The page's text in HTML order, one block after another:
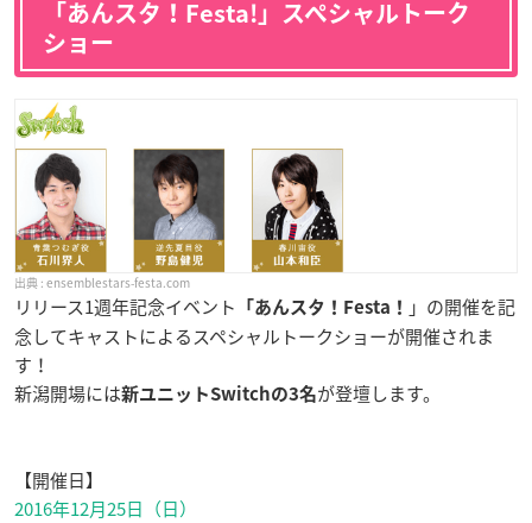
「あんスタ！Festa!」スペシャルトーク
ショー
ensemblestars-festa.com
リリース1週年記念イベント 「あんスタ！Festa！
」の開催を記
念してキャストによるスペシャルトークショーが開催されま
す！
新潟開場には新ユニットSwitchの3名が登壇します。
【開催日】
2016年12月25日（日）